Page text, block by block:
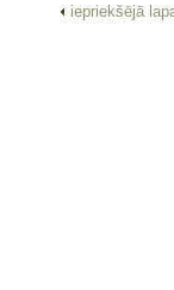
iepriekšējā